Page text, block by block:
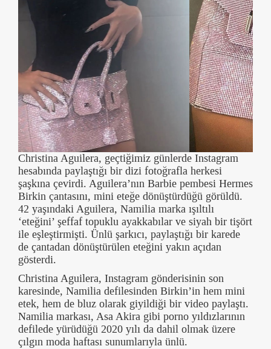
Christina Aguilera, geçtiğimiz günlerde Instagram
hesabında paylaştığı bir dizi fotoğrafla herkesi
şaşkına çevirdi. Aguilera’nın Barbie pembesi Hermes
Birkin çantasını, mini eteğe dönüştürdüğü görüldü.
42 yaşındaki Aguilera, Namilia marka ışıltılı
‘eteğini’ şeffaf topuklu ayakkabılar ve siyah bir tişört
ile eşleştirmişti. Ünlü şarkıcı, paylaştığı bir karede
de çantadan dönüştürülen eteğini yakın açıdan
gösterdi.
Christina Aguilera, Instagram gönderisinin son
karesinde, Namilia defilesinden Birkin’in hem mini
etek, hem de bluz olarak giyildiği bir video paylaştı.
Namilia markası, Asa Akira gibi porno yıldızlarının
defilede yürüdüğü 2020 yılı da dahil olmak üzere
çılgın moda haftası sunumlarıyla ünlü.